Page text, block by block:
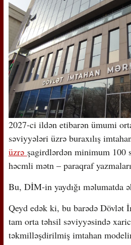
2027-ci ildən etibarən ümumi
səviyyələri üzrə buraxılış
üzrə şagirdlərdən minimum 100
həcmli mətn – paraqraf
Bu, DİM-in yaydığı məlumatda
Qeyd edək ki, bu barədə Dövlət
tam orta təhsil səviyyəsində
təkmilləşdirilmiş imtahan